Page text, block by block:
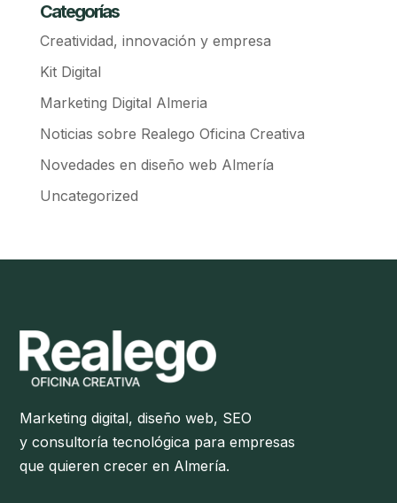
Categorías
Creatividad, innovación y empresa
Kit Digital
Marketing Digital Almeria
Noticias sobre Realego Oficina Creativa
Novedades en diseño web Almería
Uncategorized
Marketing digital, diseño web, SEO
y consultoría tecnológica para empresas
que quieren crecer en Almería.